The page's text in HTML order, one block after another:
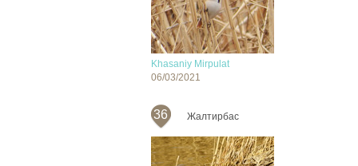
Khasaniy Mirpulat
06/03/2021
36 Жалтирбас